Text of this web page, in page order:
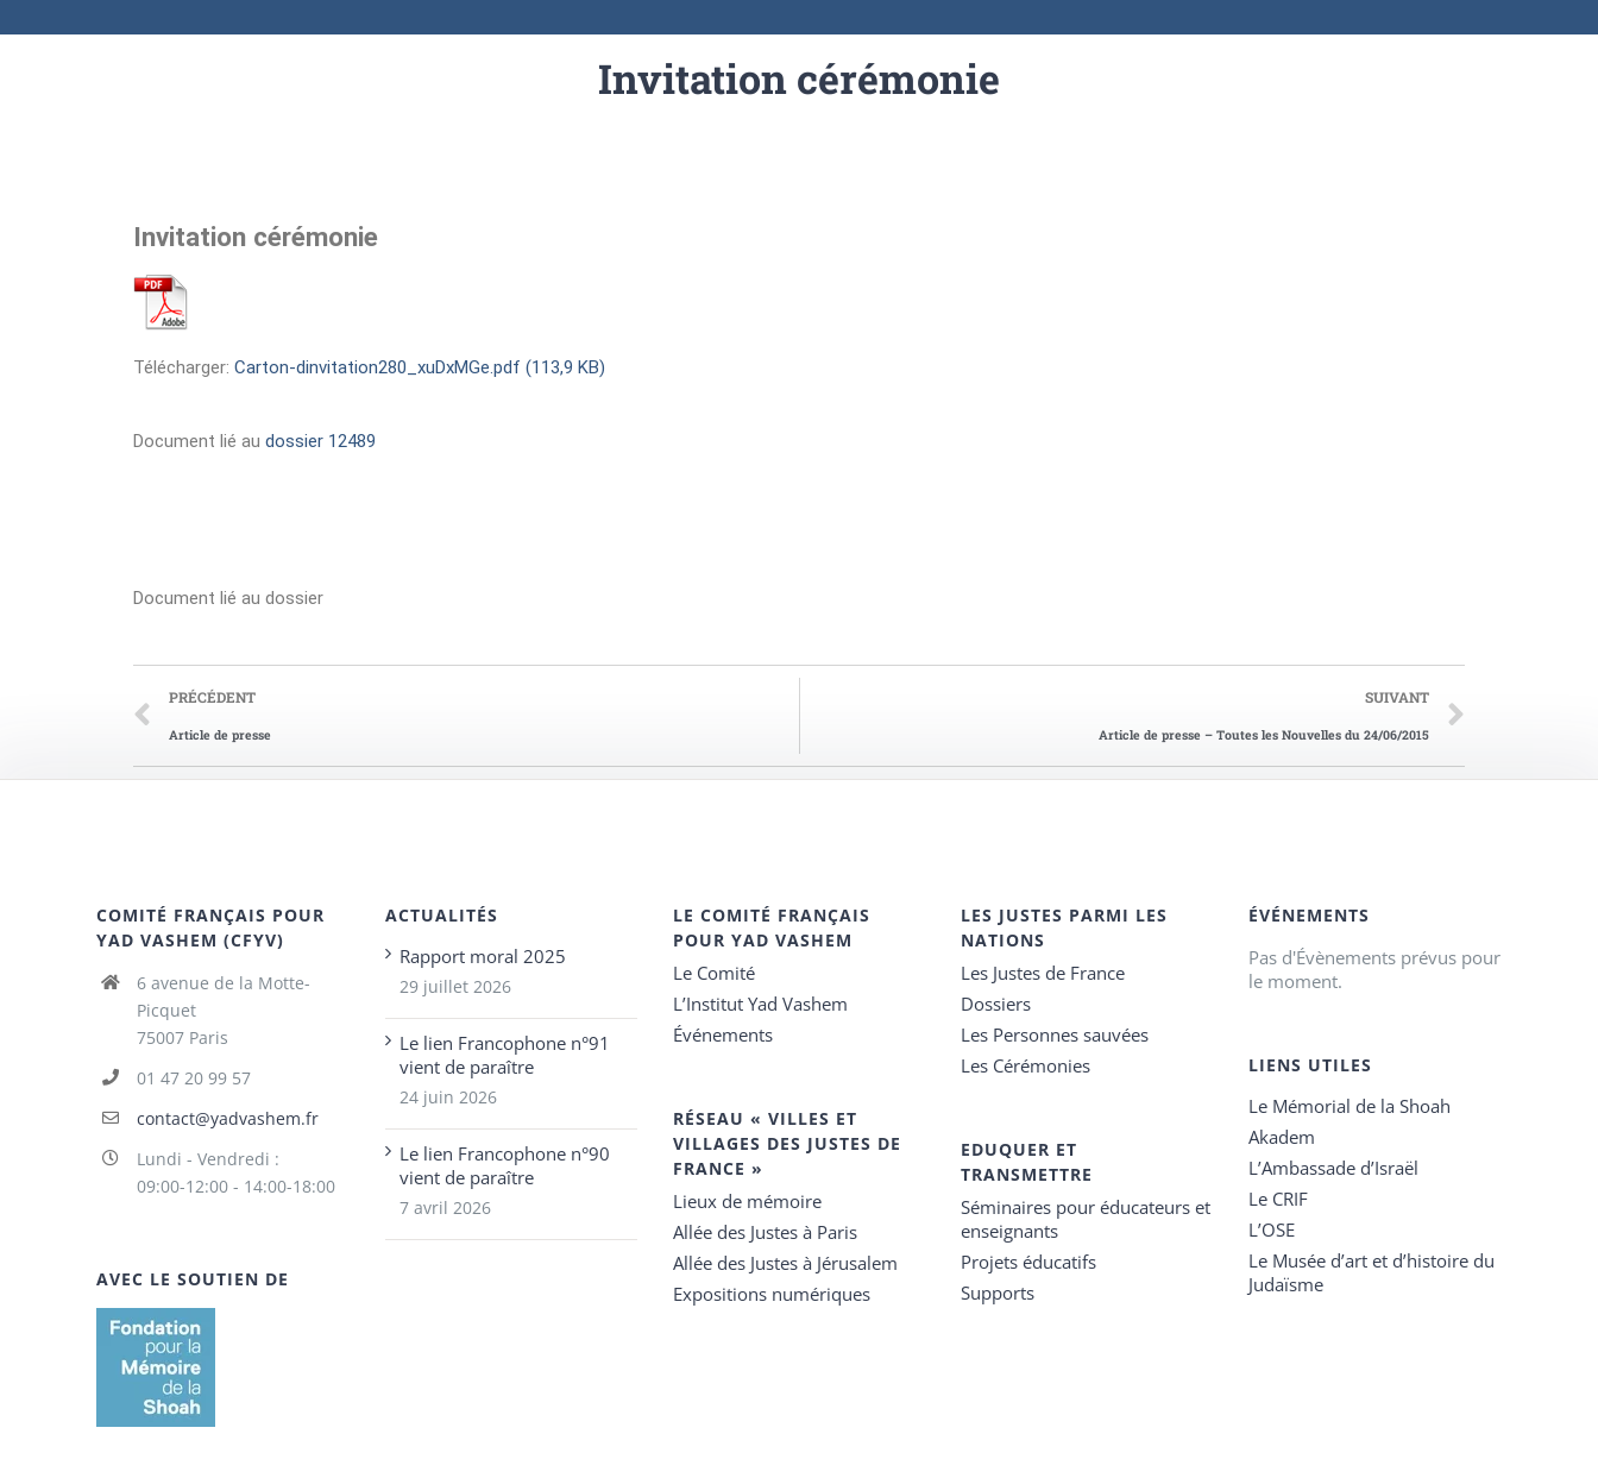
Invitation cérémonie
Invitation cérémonie
Télécharger: Carton-dinvitation280_xuDxMGe.pdf (113,9 KB)
Document lié au dossier 12489
Document lié au dossier
PRÉCÉDENT
Article de presse
SUIVANT
Article de presse – Toutes les Nouvelles du 24/06/2015
COMITÉ FRANÇAIS POUR
YAD VASHEM (CFYV)
6 avenue de la Motte-
Picquet
75007 Paris
01 47 20 99 57
contact@yadvashem.fr
Lundi - Vendredi :
09:00-12:00 - 14:00-18:00
AVEC LE SOUTIEN DE
ACTUALITÉS
Rapport moral 2025
29 juillet 2026
Le lien Francophone n°91
vient de paraître
24 juin 2026
Le lien Francophone n°90
vient de paraître
7 avril 2026
LE COMITÉ FRANÇAIS
POUR YAD VASHEM
Le Comité
L’Institut Yad Vashem
Événements
RÉSEAU « VILLES ET
VILLAGES DES JUSTES DE
FRANCE »
Lieux de mémoire
Allée des Justes à Paris
Allée des Justes à Jérusalem
Expositions numériques
LES JUSTES PARMI LES
NATIONS
Les Justes de France
Dossiers
Les Personnes sauvées
Les Cérémonies
EDUQUER ET
TRANSMETTRE
Séminaires pour éducateurs et
enseignants
Projets éducatifs
Supports
ÉVÉNEMENTS
Pas d'Évènements prévus pour
le moment.
LIENS UTILES
Le Mémorial de la Shoah
Akadem
L’Ambassade d’Israël
Le CRIF
L’OSE
Le Musée d’art et d’histoire du
Judaïsme